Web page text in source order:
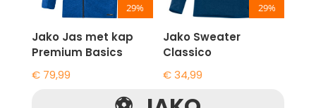
29%
Jako Jas met kap
Premium Basics
€79,99
29%
Jako Sweater
Classico
€34,99